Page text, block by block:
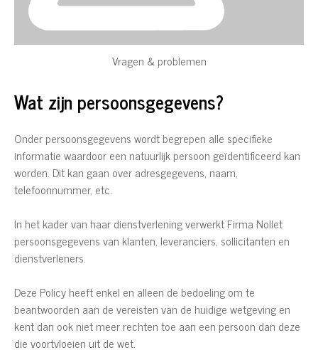
Vragen & problemen
Wat zijn persoonsgegevens?
Onder persoonsgegevens wordt begrepen alle specifieke
informatie waardoor een natuurlijk persoon geïdentificeerd kan
worden. Dit kan gaan over adresgegevens, naam,
telefoonnummer, etc.
In het kader van haar dienstverlening verwerkt Firma Nollet
persoonsgegevens van klanten, leveranciers, sollicitanten en
dienstverleners.
Deze Policy heeft enkel en alleen de bedoeling om te
beantwoorden aan de vereisten van de huidige wetgeving en
kent dan ook niet meer rechten toe aan een persoon dan deze
die voortvloeien uit de wet.